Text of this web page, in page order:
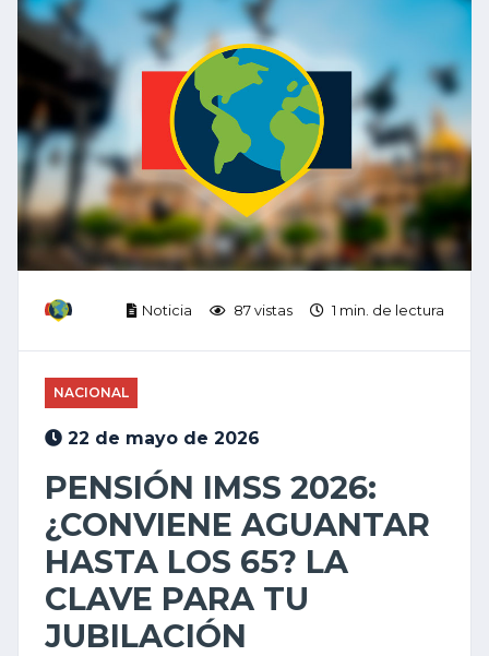
Noticia 87 vistas 1 min. de lectura
NACIONAL
22 de mayo de 2026
PENSIÓN IMSS 2026:
¿CONVIENE AGUANTAR
HASTA LOS 65? LA
CLAVE PARA TU
JUBILACIÓN